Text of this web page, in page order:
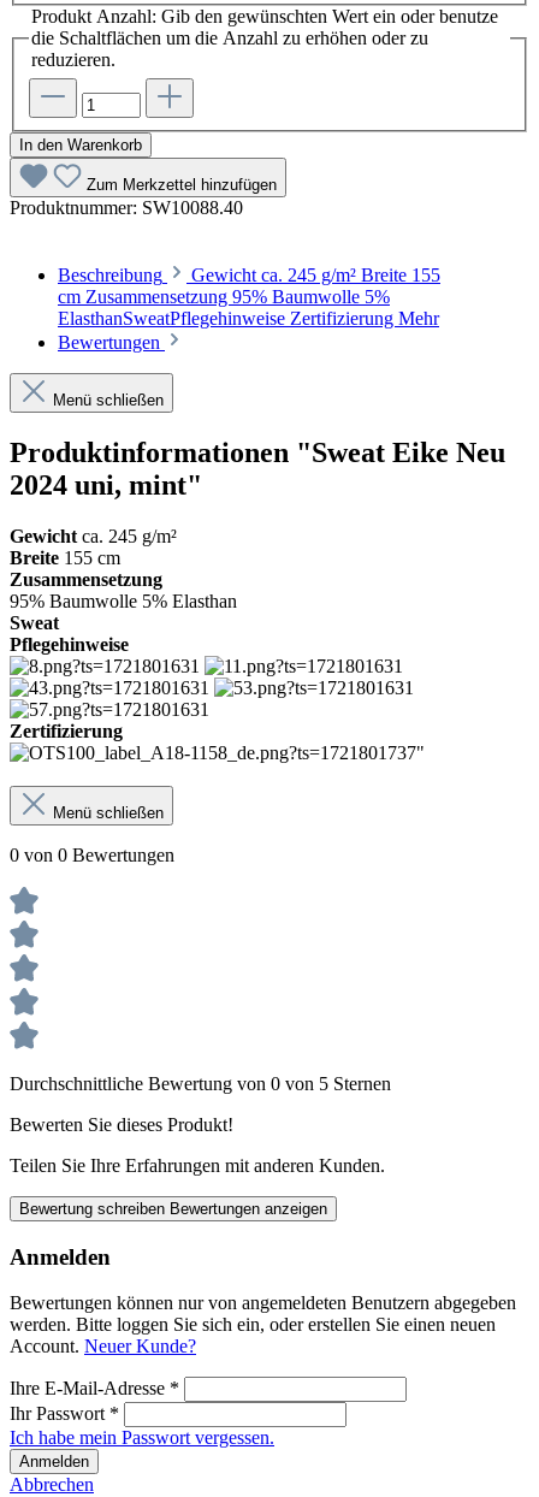
Produkt Anzahl: Gib den gewünschten Wert ein oder benutze
die Schaltflächen um die Anzahl zu erhöhen oder zu
reduzieren.
In den Warenkorb
Zum Merkzettel hinzufügen
Produktnummer: SW10088.40
Beschreibung
Gewicht ca. 245 g/m² Breite 155
cm Zusammensetzung 95% Baumwolle 5%
ElasthanSweatPflegehinweise Zertifizierung Mehr
Bewertungen
Menü schließen
Produktinformationen "Sweat Eike Neu
2024 uni, mint"
Gewicht ca. 245 g/m²
Breite 155 cm
Zusammensetzung
95% Baumwolle 5% Elasthan
Sweat
Pflegehinweise
Zertifizierung
Menü schließen
0 von 0 Bewertungen
Durchschnittliche Bewertung von 0 von 5 Sternen
Bewerten Sie dieses Produkt!
Teilen Sie Ihre Erfahrungen mit anderen Kunden.
Bewertung schreiben Bewertungen anzeigen
Anmelden
Bewertungen können nur von angemeldeten Benutzern abgegeben
werden. Bitte loggen Sie sich ein, oder erstellen Sie einen neuen
Account. Neuer Kunde?
Ihre E-Mail-Adresse *
Ihr Passwort *
Ich habe mein Passwort vergessen.
Anmelden
Abbrechen